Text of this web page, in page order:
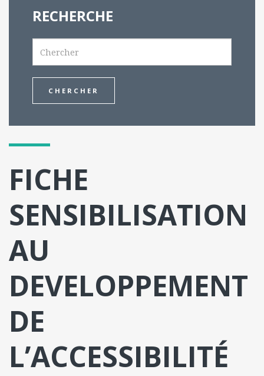
RECHERCHE
FICHE
SENSIBILISATION
AU
DEVELOPPEMENT
DE
L’ACCESSIBILITÉ